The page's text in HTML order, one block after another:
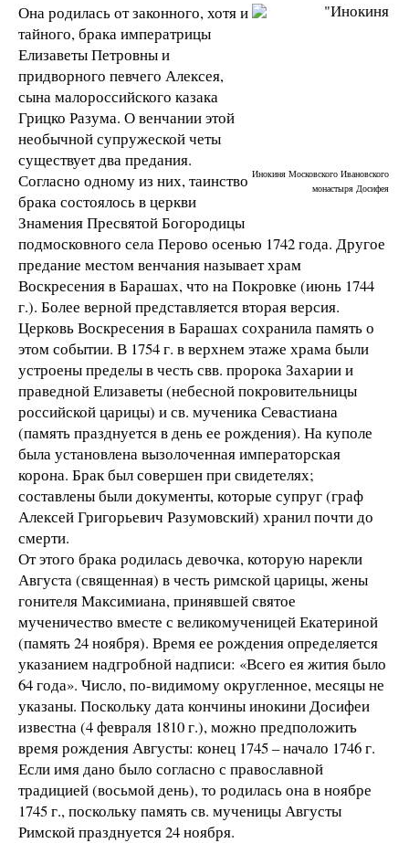
Инокиня Московского Ивановского
монастыря Досифея
Она родилась от законного, хотя и
тайного, брака императрицы
Елизаветы Петровны и
придворного певчего Алексея,
сына малороссийского казака
Грицко Разума. О венчании этой
необычной супружеской четы
существует два предания.
Согласно одному из них, таинство
брака состоялось в церкви
Знамения Пресвятой Богородицы
подмосковного села Перово осенью 1742 года. Другое
предание местом венчания называет храм
Воскресения в Барашах, что на Покровке (июнь 1744
г.). Более верной представляется вторая версия.
Церковь Воскресения в Барашах сохранила память о
этом событии. В 1754 г. в верхнем этаже храма были
устроены пределы в честь свв. пророка Захарии и
праведной Елизаветы (небесной покровительницы
российской царицы) и св. мученика Севастиана
(память празднуется в день ее рождения). На куполе
была установлена вызолоченная императорская
корона. Брак был совершен при свидетелях;
составлены были документы, которые супруг (граф
Алексей Григорьевич Разумовский) хранил почти до
смерти.
От этого брака родилась девочка, которую нарекли
Августа (священная) в честь римской царицы, жены
гонителя Максимиана, принявшей святое
мученичество вместе с великомученицей Екатериной
(память 24 ноября). Время ее рождения определяется
указанием надгробной надписи: «Всего ея жития было
64 года». Число, по-видимому округленное, месяцы не
указаны. Поскольку дата кончины инокини Досифеи
известна (4 февраля 1810 г.), можно предположить
время рождения Августы: конец 1745 – начало 1746 г.
Если имя дано было согласно с православной
традицией (восьмой день), то родилась она в ноябре
1745 г., поскольку память св. мученицы Августы
Римской празднуется 24 ноября.